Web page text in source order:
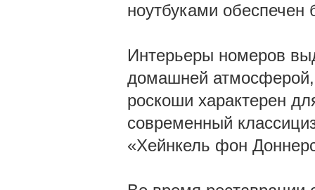
ноутбуками обеспечен
Интерьеры номеров
домашней атмосферой,
роскоши характерен
современный
«Хейнкель фон